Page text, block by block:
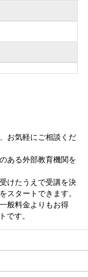
お気軽にご相談くだ
ある外部教育機関を
けたうえで受講を決
スタートできます。
般料金よりもお得
です。